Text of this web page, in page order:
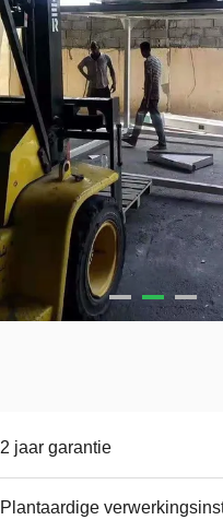
2 jaar garantie
Plantaardige